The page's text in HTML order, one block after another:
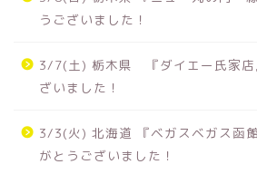
うございました！
3/7(土) 栃木県 『ダイエー氏家
ざいました！
3/3(火) 北海道 『ベガスベガス函
がとうございました！